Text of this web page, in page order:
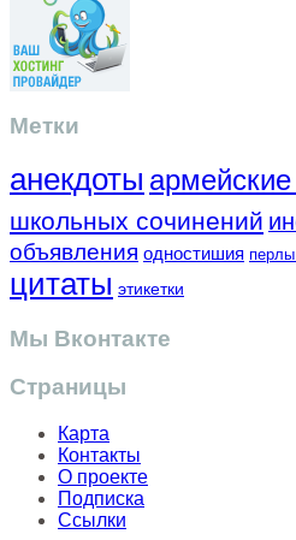
Метки
анекдоты
школьных сочинений
объявления одностишия
цитаты этикетки
Мы Вконтакте
Страницы
Карта
Контакты
О проекте
Подписка
Ссылки